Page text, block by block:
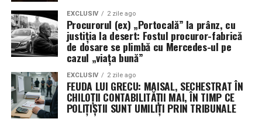
EXCLUSIV 2 zile ago
Procurorul (ex) „Portocală” la prânz, cu
justiția la desert: Fostul procuror-fabrică
de dosare se plimbă cu Mercedes-ul pe
cazul „viața bună”
EXCLUSIV 2 zile ago
FEUDA LUI GRECU: MAISAL, SECHESTRAT ÎN
CHILOȚII CONTABILITĂȚII MAI, ÎN TIMP CE
POLIȚIȘTII SUNT UMILIȚI PRIN TRIBUNALE